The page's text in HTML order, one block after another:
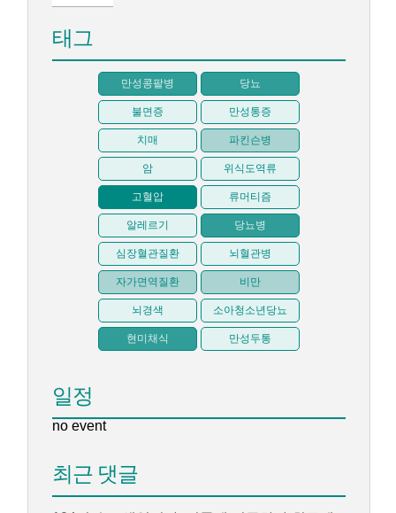
태그
만성콩팥병 당뇨
불면증 만성통증
치매 파킨슨병
암 위식도역류
고혈압 류머티즘
알레르기 당뇨병
심장혈관질환 뇌혈관병
자가면역질환 비만
뇌경색 소아청소년당뇨
현미채식 만성두통
일정
no event
최근 댓글